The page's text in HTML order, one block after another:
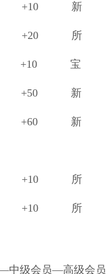
+10 新
+20 所
+10 宝
+50 新
+60 新
+1
+10 所
+10 所
中级会员—高级会员